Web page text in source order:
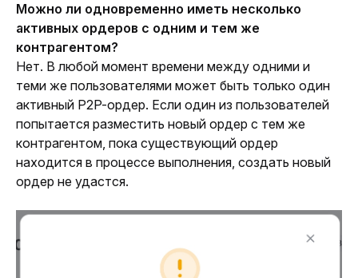
Можно ли одновременно иметь несколько
активных ордеров с одним и тем же
контрагентом?
Нет. В любой момент времени между одними и
теми же пользователями может быть только один
активный P2P-ордер. Если один из пользователей
попытается разместить новый ордер с тем же
контрагентом, пока существующий ордер
находится в процессе выполнения, создать новый
ордер не удастся.